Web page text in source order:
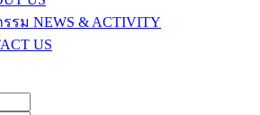
รม NEWS & ACTIVITY
US